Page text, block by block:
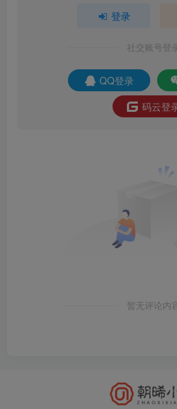
登录
社交账号登
QQ登录
码云登
暂无评论内